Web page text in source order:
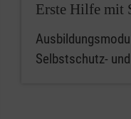
Erste Hilfe mit
Selbstschutz-